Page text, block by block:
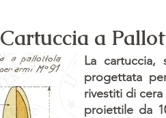
Cartuccia a
La
progettata
rivestiti di
proiettile da